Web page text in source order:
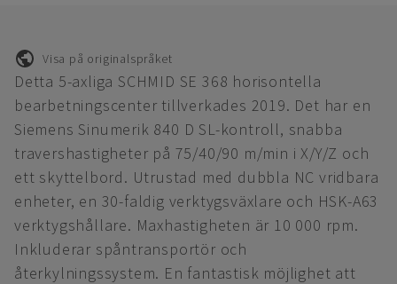
Visa på originalspråket
Detta 5-axliga SCHMID SE 368 horisontella
bearbetningscenter tillverkades 2019. Det har en
Siemens Sinumerik 840 D SL-kontroll, snabba
travershastigheter på 75/40/90 m/min i X/Y/Z och
ett skyttelbord. Utrustad med dubbla NC vridbara
enheter, en 30-faldig verktygsväxlare och HSK-A63
verktygshållare. Maxhastigheten är 10 000 rpm.
Inkluderar spåntransportör och
återkylningssystem. En fantastisk möjlighet att